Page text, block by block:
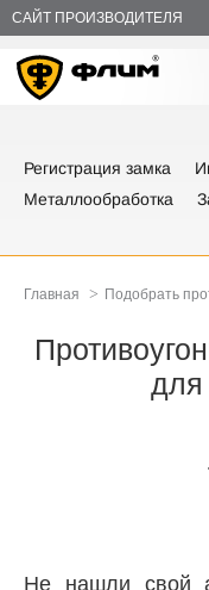
САЙТ ПРОИЗВОДИТЕЛЯ
Регистрация замка
Металлообработка
Главная > Подобрать
для
Не нашли свой